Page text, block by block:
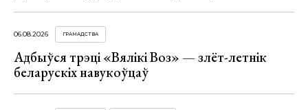
06.08.2026 ГРАМАДСТВА
Адбыўся трэці «Вялікі Воз» — злёт-летнік
беларускіх навукоўцаў